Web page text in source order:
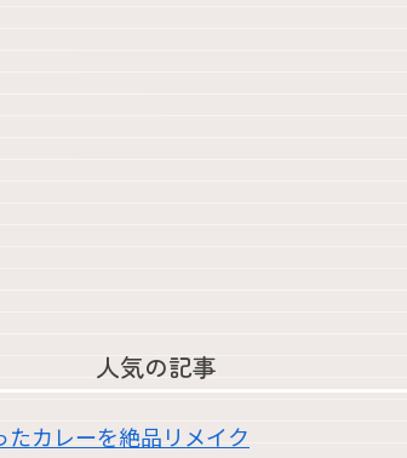
人気の記事
たカレーを絶品リメイク